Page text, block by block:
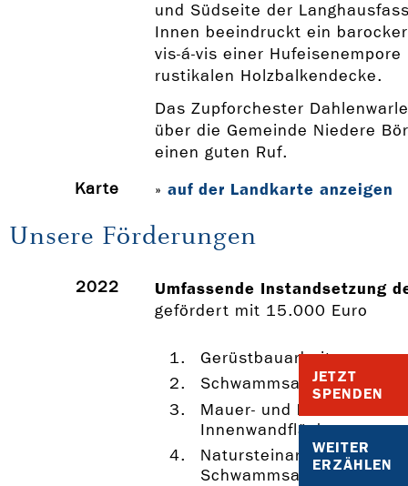
JETZT
SPENDEN
WEITER
ERZÄHLEN
und Südseite der
Innen beeindruckt ein
vis-á-vis einer
rustikalen Holzbalkendecke.
Das Zupforchester
über die Gemeinde Niedere
einen guten Ruf.
Karte
» auf der Landkarte anzeigen
Unsere Förderungen
2022 Umfassende Instandsetzung
gefördert mit 15.000 Euro
Gerüstbauarbeiten
Schwammsanierung
Mauer- und Putzarbeiten
Innenwandflächen
Natursteinarbeiten /
Schwammsanierung